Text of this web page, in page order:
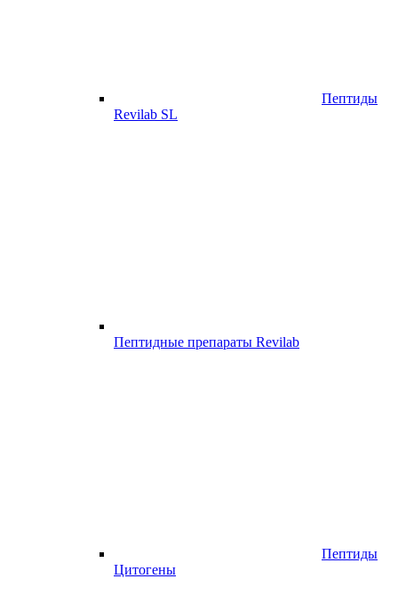
Пептиды
Revilab SL
Пептидные препараты Revilab
Пептиды
Цитогены